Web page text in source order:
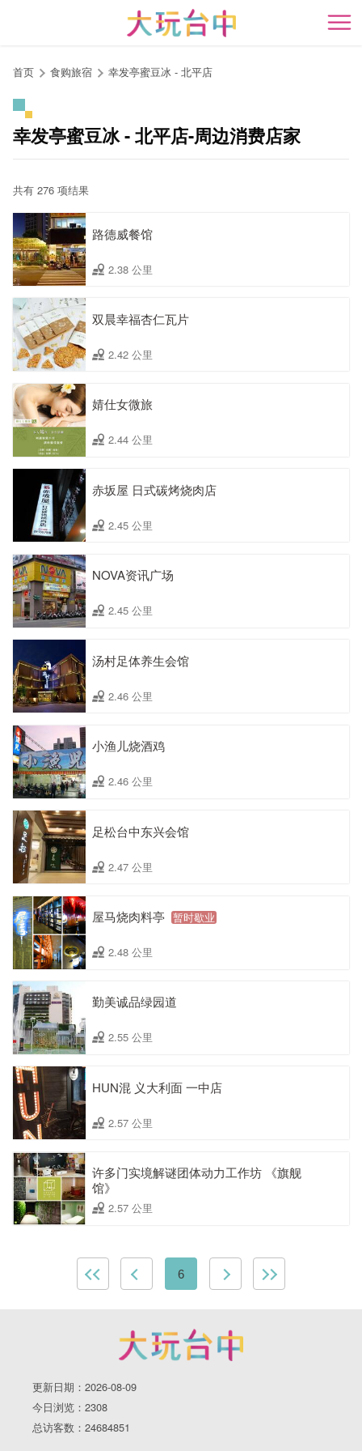
开
首页 食购旅宿 幸发亭蜜豆冰 - 北平店
幸发亭蜜豆冰 - 北平店-周边消费店家
共有 276 项结果
路德威餐馆
2.38 公里
双晨幸福杏仁瓦片
2.42 公里
婧仕女微旅
2.44 公里
赤坂屋 日式碳烤烧肉店
2.45 公里
NOVA资讯广场
2.45 公里
汤村足体养生会馆
2.46 公里
小渔儿烧酒鸡
2.46 公里
足松台中东兴会馆
2.47 公里
屋马烧肉料亭 暂时歇业
2.48 公里
勤美诚品绿园道
2.55 公里
HUN混 义大利面 一中店
2.57 公里
许多门实境解谜团体动力工作坊 《旗舰
馆》
2.57 公里
6
更新日期：2026-08-09
今日浏览：2308
总访客数：24684851